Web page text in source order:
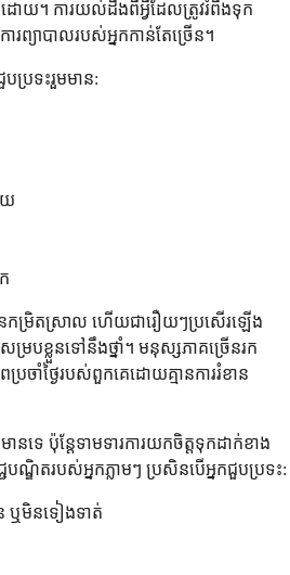
ដោយ។ ការយល់ដឹងពីអ្វីដែលត្រូវរំពឹងទុក
រព្យាបាលរបស់អ្នកកាន់តែច្រើន។
ប្រទះរួមមាន:
យ
កម្រិតស្រាល ហើយជារឿយៗប្រសើរឡើង
របខ្លួនទៅនឹងថ្នាំ។ មនុស្សភាគច្រើនរក
រចាំថ្ងៃរបស់ពួកគេដោយគ្មានការរំខាន
នទេ ប៉ុន្តែទាមទារការយកចិត្តទុកដាក់ខាង
ជ្ជបណ្ឌិតរបស់អ្នកភ្លាមៗ ប្រសិនបើអ្នកជួបប្រទះ:
ឬមិនទៀងទាត់